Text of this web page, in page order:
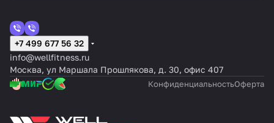
+7 499 677 56 32
info@wellfitness.ru
Москва, ул Маршала Прошлякова, д. 30, офис 407
КонфиденциальностьОферта